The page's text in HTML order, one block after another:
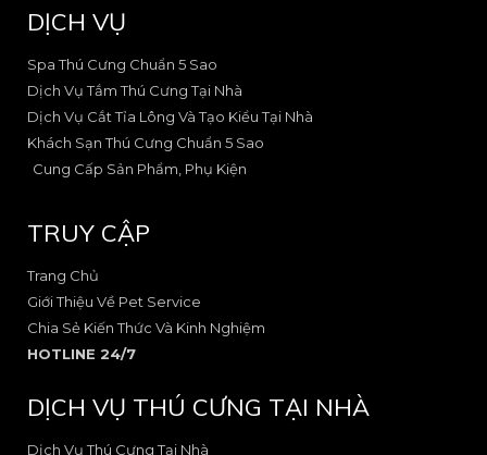
b
o
k
-
2
a
r
a
m
1
e
-
a
l
t
DỊCH VỤ
Spa Thú Cưng Chuẩn 5 Sao
Dịch Vụ Tắm Thú Cưng Tại Nhà
Dịch Vụ Cắt Tỉa Lông Và Tạo Kiểu Tại Nhà
Khách Sạn Thú Cưng Chuẩn 5 Sao
Cung Cấp Sản Phẩm, Phụ Kiện
TRUY CẬP
Trang Chủ
Giới Thiệu Về Pet Service
Chia Sẻ Kiến Thức Và Kinh Nghiệm
HOTLINE 24/7
DỊCH VỤ THÚ CƯNG TẠI NHÀ
Dịch Vụ Thú Cưng Tại Nhà